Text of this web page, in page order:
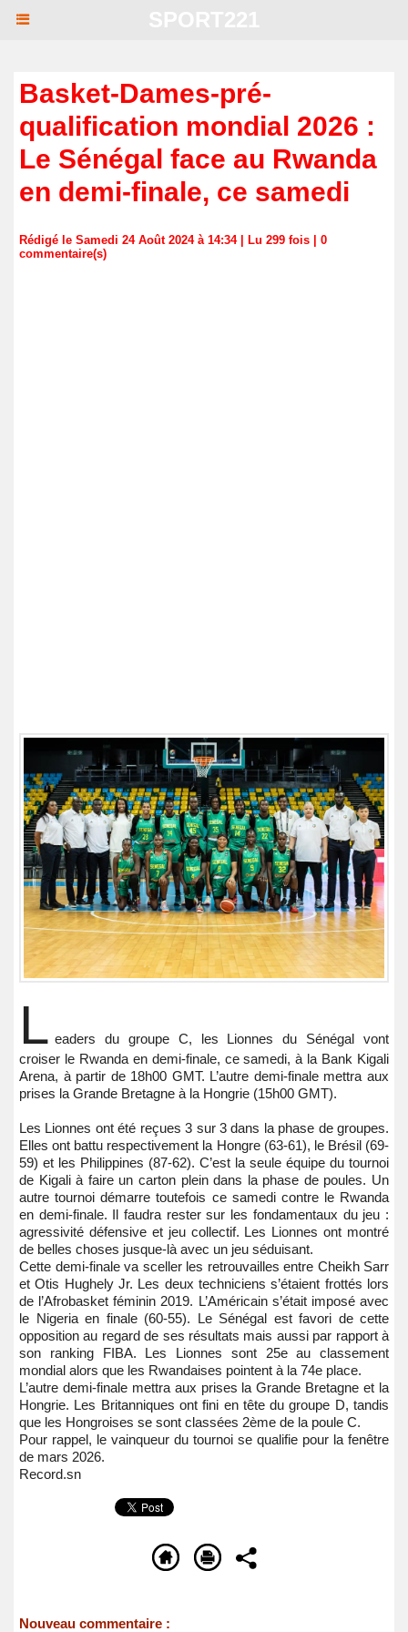
Basket-Dames-pré-
qualification mondial 2026 :
Le Sénégal face au Rwanda
en demi-finale, ce samedi
Rédigé le Samedi 24 Août 2024 à 14:34 | Lu 299 fois | 0
commentaire(s)
L eaders du groupe C, les Lionnes du Sénégal vont
croiser le Rwanda en demi-finale, ce samedi, à la Bank Kigali
Arena, à partir de 18h00 GMT. L’autre demi-finale mettra aux
prises la Grande Bretagne à la Hongrie (15h00 GMT).
Les Lionnes ont été reçues 3 sur 3 dans la phase de groupes.
Elles ont battu respectivement la Hongre (63-61), le Brésil (69-
59) et les Philippines (87-62). C’est la seule équipe du tournoi
de Kigali à faire un carton plein dans la phase de poules. Un
autre tournoi démarre toutefois ce samedi contre le Rwanda
en demi-finale. Il faudra rester sur les fondamentaux du jeu :
agressivité défensive et jeu collectif. Les Lionnes ont montré
de belles choses jusque-là avec un jeu séduisant.
Cette demi-finale va sceller les retrouvailles entre Cheikh Sarr
et Otis Hughely Jr. Les deux techniciens s’étaient frottés lors
de l’Afrobasket féminin 2019. L’Américain s’était imposé avec
le Nigeria en finale (60-55). Le Sénégal est favori de cette
opposition au regard de ses résultats mais aussi par rapport à
son ranking FIBA. Les Lionnes sont 25e au classement
mondial alors que les Rwandaises pointent à la 74e place.
L’autre demi-finale mettra aux prises la Grande Bretagne et la
Hongrie. Les Britanniques ont fini en tête du groupe D, tandis
que les Hongroises se sont classées 2ème de la poule C.
Pour rappel, le vainqueur du tournoi se qualifie pour la fenêtre
de mars 2026.
Record.sn
Nouveau commentaire :